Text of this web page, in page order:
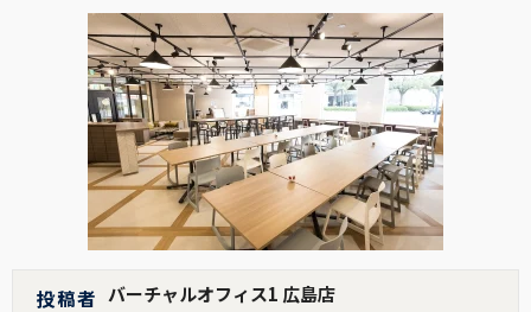
投稿者 バーチャルオフィス1 広島店